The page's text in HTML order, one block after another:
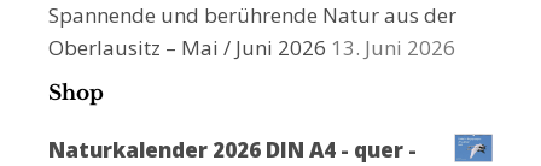
Spannende und berührende Natur aus der
Oberlausitz – Mai / Juni 2026 13. Juni 2026
Shop
Naturkalender 2026 DIN A4 - quer -